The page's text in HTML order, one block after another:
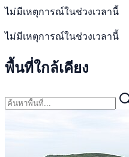
ไม่มีเหตุการณ์ในช่วงเวลานี้
ไม่มีเหตุการณ์ในช่วงเวลานี้
พื้นที่ใกล้เคียง